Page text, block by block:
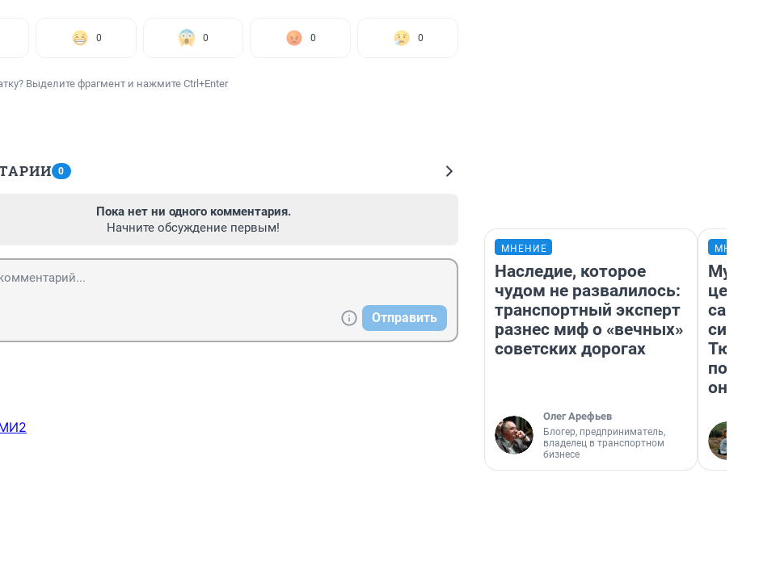
0 0 0 0
Выделите фрагмент и нажмите Ctrl+Enter
0
Пока нет ни одного комментария.
Начните обсуждение первым!
Отправить
МНЕНИЕ
Наследие, которое
чудом не развалилось:
транспортный эксперт
разнес миф о «вечных»
советских дорогах
Олег Арефьев
Блогер, предприниматель,
владелец в транспортном
бизнесе
они